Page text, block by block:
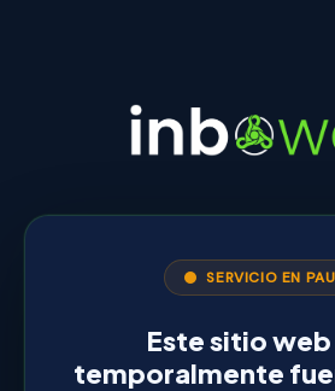
SERVICIO EN
Este sitio
temporalmente